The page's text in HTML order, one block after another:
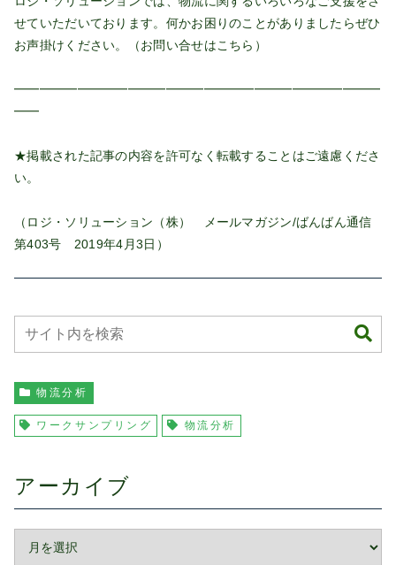
せていただいております。何かお困りのことがありましたらぜひ
お声掛けください。（お問い合せはこちら ）
━━━━━━━━━━━━━━━━━━━━━━━━━━━━━
━━
★掲載された記事の内容を許可なく転載することはご遠慮くださ
い。
（ロジ・ソリューション（株） メールマガジン/ばんばん通信
第403号 2019年4月3日）
物流分析
ワークサンプリング 物流分析
アーカイブ